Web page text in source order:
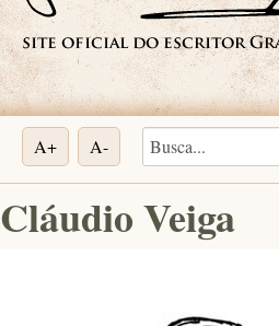
A+ A-
Cláudio Veiga